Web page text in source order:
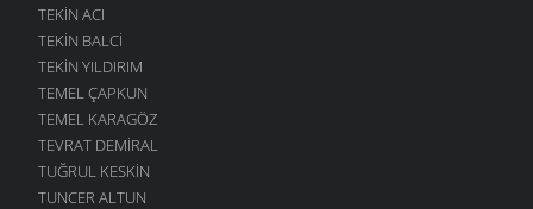
TEKIN ACI
TEKIN BALCI
TEKIN YILDIRIM
TEMEL ÇAPKUN
TEMEL KARAGÖZ
TEVRAT DEMIRAL
TUĞRUL KESKIN
TUNCER ALTUN